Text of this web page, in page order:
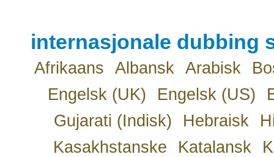
internasjonale dubbing
Afrikaans Albansk Arabisk
Engelsk (UK)
Engelsk (US)
Gujarati (Indisk)
Hebraisk
Kasakhstanske
Katalansk